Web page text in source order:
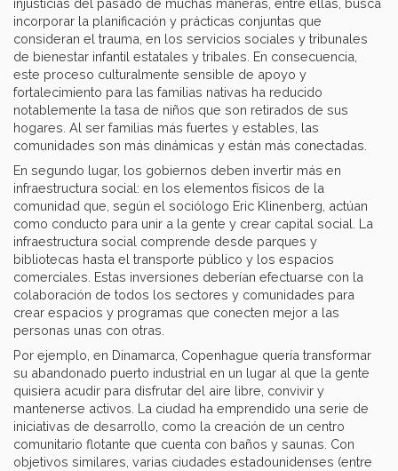
injusticias del pasado de muchas maneras, entre ellas, busca
incorporar la planificación y prácticas conjuntas que
consideran el trauma, en los servicios sociales y tribunales
de bienestar infantil estatales y tribales. En consecuencia,
este proceso culturalmente sensible de apoyo y
fortalecimiento para las familias nativas ha reducido
notablemente la tasa de niños que son retirados de sus
hogares. Al ser familias más fuertes y estables, las
comunidades son más dinámicas y están más conectadas.
En segundo lugar, los gobiernos deben invertir más en
infraestructura social: en los elementos físicos de la
comunidad que, según el sociólogo Eric Klinenberg, actúan
como conducto para unir a la gente y crear capital social. La
infraestructura social comprende desde parques y
bibliotecas hasta el transporte público y los espacios
comerciales. Estas inversiones deberían efectuarse con la
colaboración de todos los sectores y comunidades para
crear espacios y programas que conecten mejor a las
personas unas con otras.
Por ejemplo, en Dinamarca, Copenhague quería transformar
su abandonado puerto industrial en un lugar al que la gente
quisiera acudir para disfrutar del aire libre, convivir y
mantenerse activos. La ciudad ha emprendido una serie de
iniciativas de desarrollo, como la creación de un centro
comunitario flotante que cuenta con baños y saunas. Con
objetivos similares, varias ciudades estadounidenses (entre